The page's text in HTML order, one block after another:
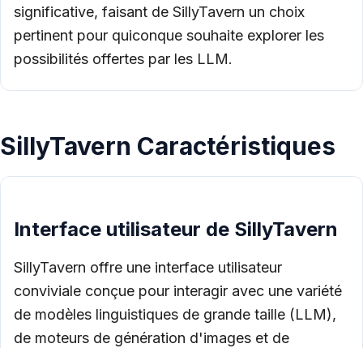
significative, faisant de SillyTavern un choix
pertinent pour quiconque souhaite explorer les
possibilités offertes par les LLM.
SillyTavern Caractéristiques
Interface utilisateur de SillyTavern
SillyTavern offre une interface utilisateur
conviviale conçue pour interagir avec une variété
de modèles linguistiques de grande taille (LLM),
de moteurs de génération d'images et de